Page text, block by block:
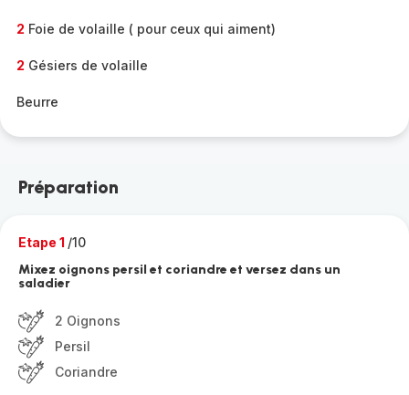
2 Foie de volaille ( pour ceux qui aiment)
2 Gésiers de volaille
Beurre
Préparation
Etape 1 /10
Mixez oignons persil et coriandre et versez dans un
saladier
2 Oignons
Persil
Coriandre